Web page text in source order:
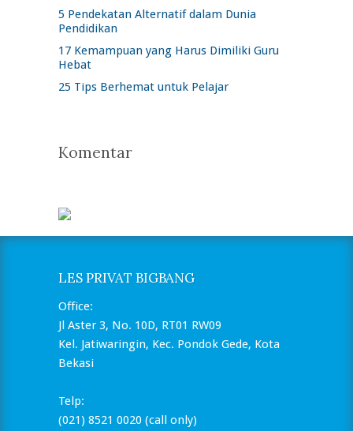
5 Pendekatan Alternatif dalam Dunia
Pendidikan
17 Kemampuan yang Harus Dimiliki Guru
Hebat
25 Tips Berhemat untuk Pelajar
Komentar
LES PRIVAT BIGBANG
Office:
Jl Aster 3, No. 10D, RT01 RW09
Kel. Jatiwaringin, Kec. Pondok Gede, Kota
Bekasi
Telp:
(021) 8521 0020 (call only)